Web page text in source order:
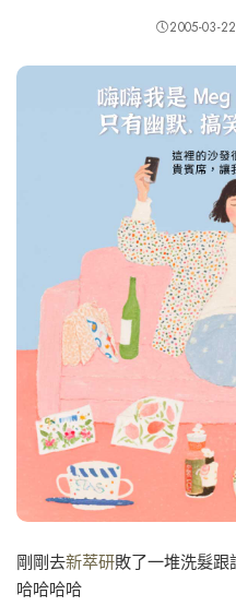
2005-03-22
剛剛去新萃研敗了一堆洗髮跟
哈哈哈哈